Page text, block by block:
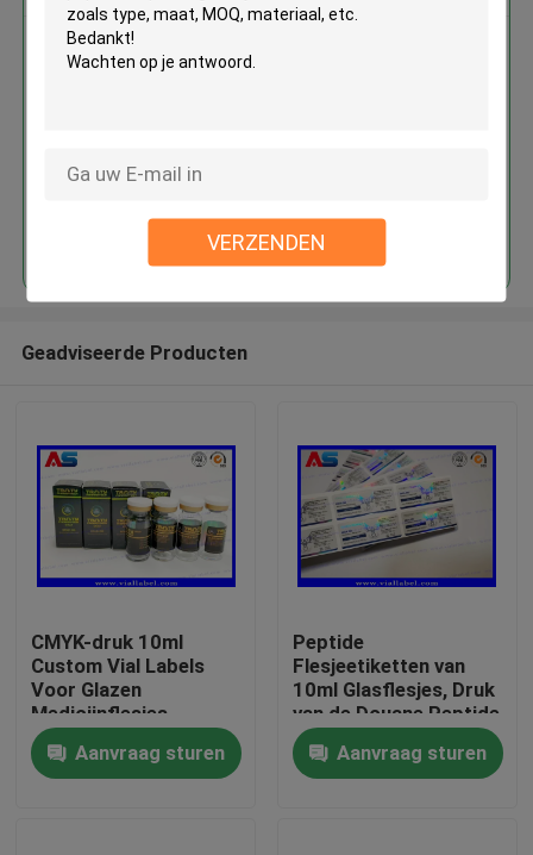
VERZENDEN
Huis
Producten
CMYK-druk 10ml Custom Vial
Doorgaan
Geadviseerde Producten
CMYK-druk 10ml
Custom Vial Labels
Voor Glazen
Medicijnflesjes
peptideverpakking
Aanvraag sturen
Peptide
Flesjeetiketten van
10ml Glasflesjes, Druk
van de Douane Peptide
Sticker
Aanvraag sturen